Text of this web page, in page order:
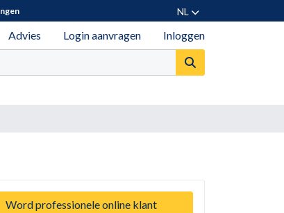
NL
Advies Login aanvragen Inloggen
Word professionele online klant